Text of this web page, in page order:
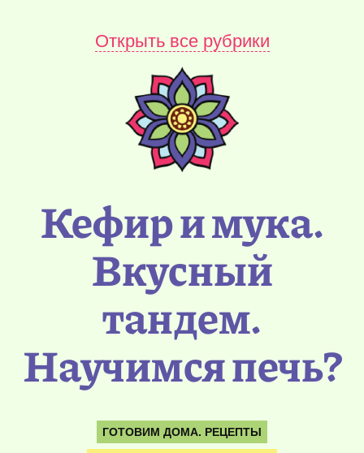
Открыть все рубрики
Кефир и мука.
Вкусный
тандем.
Научимся печь?
ГОТОВИМ ДОМА. РЕЦЕПТЫ